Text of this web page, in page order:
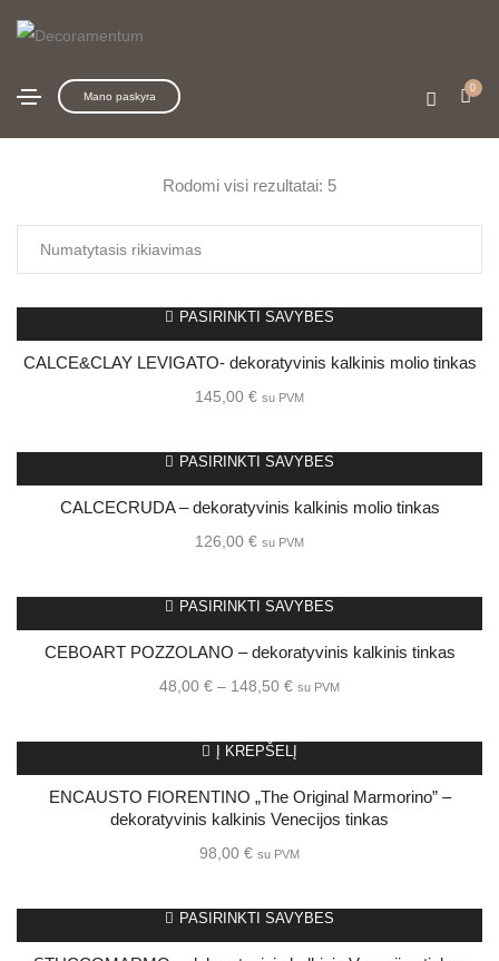
Mano paskyra
0
Dekoratyvinis tinkas
Pagrindinis
Rodomi visi rezultatai: 5
PASIRINKTI SAVYBES
CALCE&CLAY LEVIGATO- dekoratyvinis kalkinis molio tinkas
145,00 € su PVM
PASIRINKTI SAVYBES
CALCECRUDA – dekoratyvinis kalkinis molio tinkas
126,00 € su PVM
PASIRINKTI SAVYBES
CEBOART POZZOLANO – dekoratyvinis kalkinis tinkas
48,00 € – 148,50 € su PVM
Į KREPŠELĮ
ENCAUSTO FIORENTINO „The Original Marmorino” –
dekoratyvinis kalkinis Venecijos tinkas
98,00 € su PVM
PASIRINKTI SAVYBES